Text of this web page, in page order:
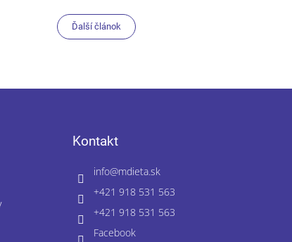
Ďalší článok
Kontakt
info@mdieta.sk
+421 918 531 563
+421 918 531 563
Facebook